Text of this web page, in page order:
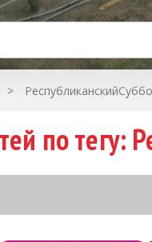
>
по тегу: